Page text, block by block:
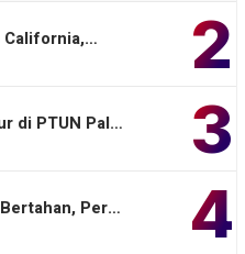
2
California,…
3
di PTUN Pal…
4
Per…